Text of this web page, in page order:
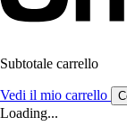
Subtotale carrello
Vedi il mio carrello
Loading...